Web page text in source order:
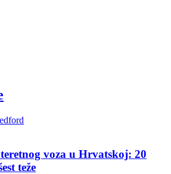
voza u Hrvatskoj: 20
teže